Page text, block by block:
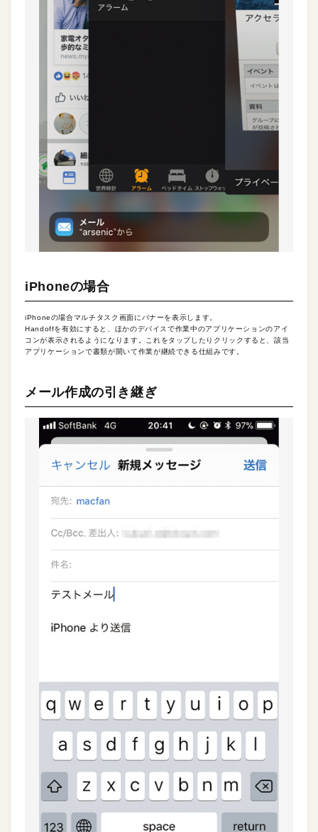
iPhoneの場合
iPhoneの場合マルチタスク画面にバナーを表示します。
Handoffを有効にすると、ほかのデバイスで作業中のアプリケーションのアイ
コンが表示されるようになります。これをタップしたりクリックすると、該当
アプリケーションで書類が開いて作業が継続できる仕組みです。
メール作成の引き継ぎ